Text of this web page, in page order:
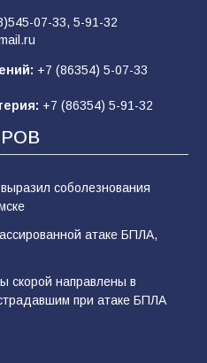
Лермонтова
творческое
07-33, 5-91-32
+7 (86354) 5-07-33
+7 (86354) 5-91-32
соболезнования
атаке БПЛА,
скорой направлены в
при атаке БПЛА